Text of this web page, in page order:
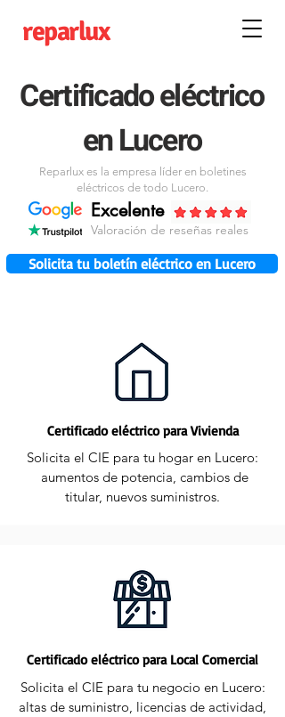
reparlux
Certificado eléctrico
en Lucero
Reparlux es la empresa líder en boletines
eléctricos de todo Lucero.
Valoración de reseñas reales
Excelente
Solicita tu boletín eléctrico en Lucero
Certificado eléctrico para Vivienda
Solicita el CIE para tu hogar en Lucero:
aumentos de potencia, cambios de
titular, nuevos suministros.
Certificado eléctrico para Local Comercial
Solicita el CIE para tu negocio en Lucero:
altas de suministro, licencias de actividad,